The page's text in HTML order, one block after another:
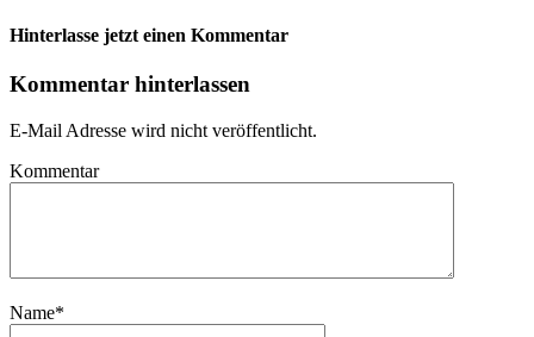
Hinterlasse jetzt einen Kommentar
Kommentar hinterlassen
E-Mail Adresse wird nicht veröffentlicht.
Kommentar
Name*